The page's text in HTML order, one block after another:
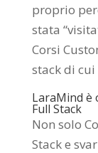
proprio
stata
Corsi
stack di
LaraMind è
Full Stack
Non solo
Stack e